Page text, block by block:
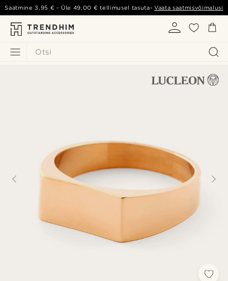
Otsi
Saatmine3,95 € - Üle 49,00 € tellimusel tasuta-Vaata saatmisvõimalusi